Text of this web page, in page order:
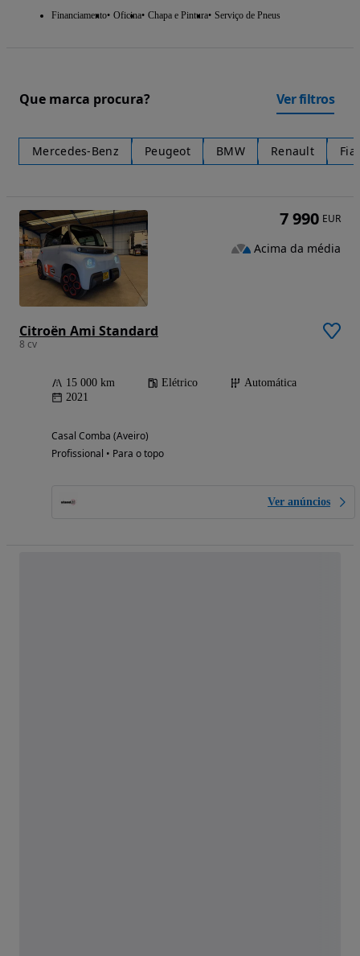
Financiamento Oficina Chapa e Pintura Serviço de Pneus
Que marca procura? Ver filtros
Mercedes-Benz Peugeot BMW Renault Fiat
Citroën Ami Standard
8 cv
15 000 km Elétrico
Automática
2021
Casal Comba (Aveiro)
Profissional • Para o topo
Ver anúncios
7 990 EUR
Acima da média